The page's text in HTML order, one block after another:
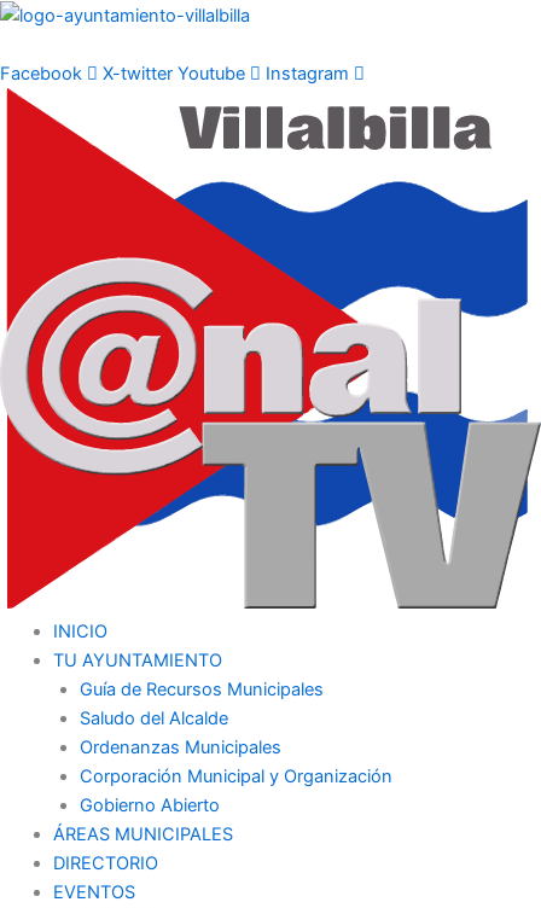
Ir
contenido
Facebook X-twitter Youtube Instagram
INICIO
TU AYUNTAMIENTO
Guía de Recursos Municipales
Saludo del Alcalde
Ordenanzas Municipales
Corporación Municipal y Organización
Gobierno Abierto
ÁREAS MUNICIPALES
DIRECTORIO
EVENTOS